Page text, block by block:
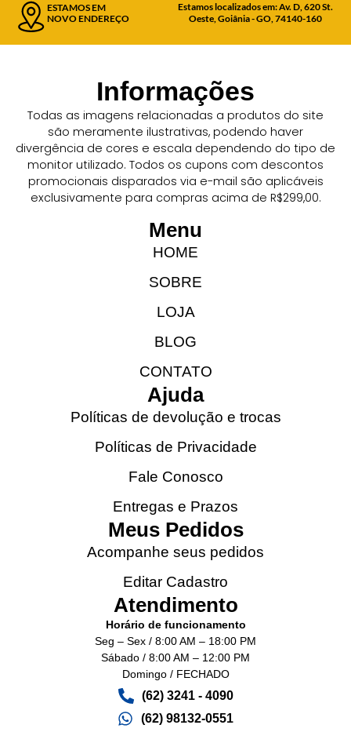
ESTAMOS EM
NOVO ENDEREÇO
Estamos localizados em: Av. D, 620 St.
Oeste, Goiânia - GO, 74140-160
Informações
Todas as imagens relacionadas a produtos do site
são meramente ilustrativas, podendo haver
divergência de cores e escala dependendo do tipo de
monitor utilizado. Todos os cupons com descontos
promocionais disparados via e-mail são aplicáveis
exclusivamente para compras acima de R$299,00.
Menu
HOME
SOBRE
LOJA
BLOG
CONTATO
Ajuda
Políticas de devolução e trocas
Políticas de Privacidade
Fale Conosco
Entregas e Prazos
Meus Pedidos
Acompanhe seus pedidos
Editar Cadastro
Atendimento
Horário de funcionamento
Seg – Sex / 8:00 AM – 18:00 PM
Sábado / 8:00 AM – 12:00 PM
Domingo / FECHADO
(62) 3241 - 4090‬
(62) 98132-0551